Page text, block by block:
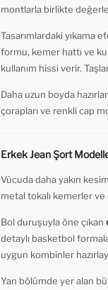
montlarla birlikte
Tasarımlardaki yıkama
formu, kemer hattı ve
kullanım hissi verir.
Daha uzun boyda
çorapları ve renkli cap
Erkek Jean Şort
Vücuda daha yakın
metal tokalı kemerler
Bol duruşuyla öne çıkan
detaylı basketbol
uygun kombinler
Yan bölümde yer alan